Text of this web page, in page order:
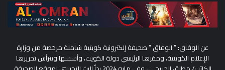
عن الوفاق: ” الوفاق ” صحيفة إلكترونية كويتية شاملة مرخصة من وزارة
الإعلام الكويتية، ومقرها الرئيسي دولة الكويت، وأسسها ويترأس تحريرها